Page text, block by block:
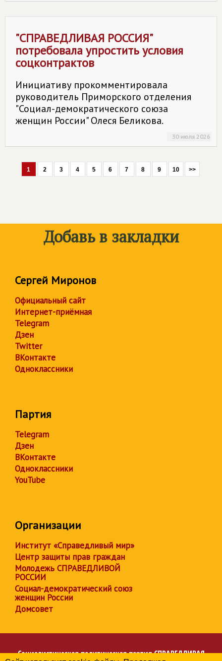
"СПРАВЕДЛИВАЯ РОССИЯ"
потребовала упростить условия
соцконтрактов
Инициативу прокомментировала
руководитель Приморского отделения
"Социал-демократического союза
женщин России" Олеся Беликова.
30 июля 2026
1 2 3 4 5 6 7 8 9 10 >>
Добавь в закладки
Сергей Миронов
Официальный сайт
Интернет-приёмная
Telegram
Дзен
Twitter
ВКонтакте
Одноклассники
Партия
Telegram
Дзен
ВКонтакте
Одноклассники
YouTube
Организации
Институт «Справедливый мир»
Центр защиты прав граждан
Молодежь СПРАВЕДЛИВОЙ
РОССИИ
Социал-демократический союз
женщин России
Домсовет
Социалистическая политическая партияСПРАВЕДЛИВАЯ